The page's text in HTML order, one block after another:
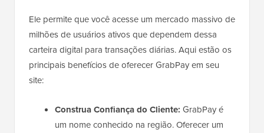
Ele permite que você acesse um mercado massivo de
milhões de usuários ativos que dependem dessa
carteira digital para transações diárias. Aqui estão os
principais benefícios de oferecer GrabPay em seu
site:
Construa Confiança do Cliente: GrabPay é
um nome conhecido na região. Oferecer um